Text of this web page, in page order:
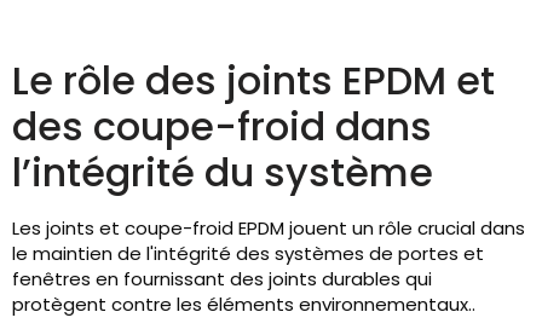
Le rôle des joints EPDM et
des coupe-froid dans
l’intégrité du système
Les joints et coupe-froid EPDM jouent un rôle crucial dans
le maintien de l'intégrité des systèmes de portes et
fenêtres en fournissant des joints durables qui
protègent contre les éléments environnementaux..